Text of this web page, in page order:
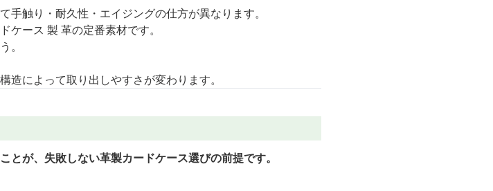
触り・耐久性・エイジングの仕方が異なります。
ース 製 革の定番素材です。
。
造によって取り出しやすさが変わります。
が、失敗しない革製カードケース選びの前提です。